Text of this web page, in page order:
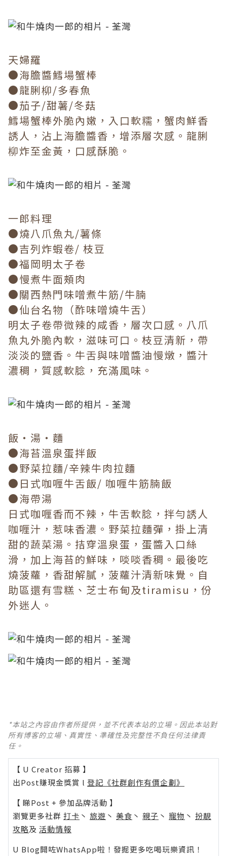
天婦羅
●海膽醬鱈場蟹棒
●龍脷柳/多春魚
●茄子/甜薯/冬菇
鱈場蟹棒外脆內嫩，入口軟糯，蟹肉鮮香
誘人，沾上海膽醬香，增添層次感。龍脷
柳炸至金黃，口感酥脆。
一郎料理
●燒八爪魚丸/薯條
●吉列炸蝦卷/ 枝豆
●福岡明太子卷
●慢煮牛面頰肉
●關西熱門味噌煮牛筋/牛腩
●仙台名物（酢味噌燒牛舌）
明太子卷帶微辣的咸香，層次口感。八爪
魚丸外脆內軟，滋味可口。枝豆清新，帶
淡淡的鹽香。牛舌與味噌醬油慢燉，醬汁
濃稠，質感軟腍，充滿風味。
飯・湯・麵
●海苔溫泉蛋拌飯
●野菜拉麵/辛辣牛肉拉麵
●日式咖喱牛舌飯/ 咖喱牛筋腩飯
●海帶湯
日式咖喱香而不辣，牛舌軟腍，拌勻誘人
咖喱汁，惹味香濃。野菜拉麵彈，掛上清
甜的蔬菜湯。拮穿溫泉蛋，蛋醬入口絲
滑，加上海苔的鮮味，啖啖香稠。最後吃
燒菠蘿，香甜解膩，菠蘿汁清新味覺。自
助區還有雪糕、芝士布甸及tiramisu，份
外迷人。
*本站之內容由作者所提供，並不代表本站的立場。因此本站對
所有博客的立場、真實性、準確性及完整性不負任何法律責
任。
【 U Creator 招募 】
出Post賺現金獎賞 l 登記《社群創作有價企劃》
【 睇Post + 參加品牌活動 】
瀏覽更多社群 打卡 丶 旅遊 丶 美食 丶 親子 丶 寵物 丶 扮靚
攻略及 活動情報
U Blog開咗WhatsApp啦！發掘更多吃喝玩樂資訊！